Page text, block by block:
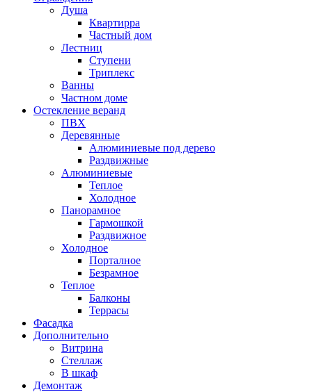
Душа
Квартирра
Частный дом
Лестниц
Ступени
Триплекс
Ванны
Частном доме
Остекление веранд
ПВХ
Деревянные
Алюминиевые под дерево
Раздвижные
Алюминиевые
Теплое
Холодное
Панорамное
Гармошкой
Раздвижное
Холодное
Порталное
Безрамное
Теплое
Балконы
Террасы
Фасадка
Дополнительно
Витрина
Стеллаж
В шкаф
Демонтаж